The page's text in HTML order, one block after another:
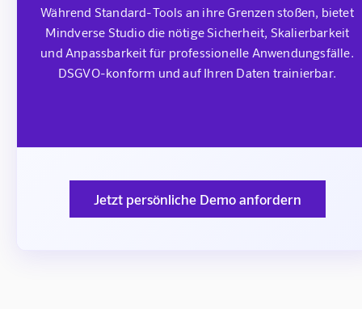
Während Standard-Tools an ihre Grenzen stoßen, bietet
Mindverse Studio die nötige Sicherheit, Skalierbarkeit
und Anpassbarkeit für professionelle Anwendungsfälle.
DSGVO-konform und auf Ihren Daten trainierbar.
Jetzt persönliche Demo anfordern